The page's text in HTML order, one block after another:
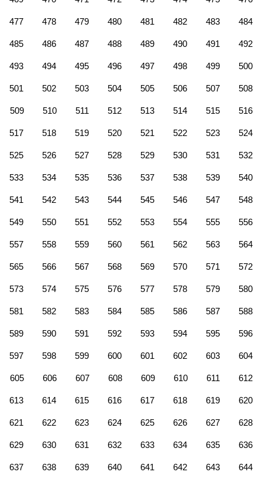
477 478 479 480 481 482 483 484
485 486 487 488 489 490 491 492
493 494 495 496 497 498 499 500
501 502 503 504 505 506 507 508
509 510 511 512 513 514 515 516
517 518 519 520 521 522 523 524
525 526 527 528 529 530 531 532
533 534 535 536 537 538 539 540
541 542 543 544 545 546 547 548
549 550 551 552 553 554 555 556
557 558 559 560 561 562 563 564
565 566 567 568 569 570 571 572
573 574 575 576 577 578 579 580
581 582 583 584 585 586 587 588
589 590 591 592 593 594 595 596
597 598 599 600 601 602 603 604
605 606 607 608 609 610 611 612
613 614 615 616 617 618 619 620
621 622 623 624 625 626 627 628
629 630 631 632 633 634 635 636
637 638 639 640 641 642 643 644